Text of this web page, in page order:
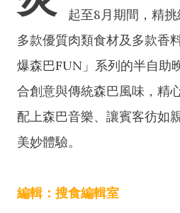
起至8月期間，精
多款優質肉類食材及多款香
爆森巴FUN」系列的半自助
合創意與傳統森巴風味，精
配上森巴音樂、讓賓客彷如
美妙體驗。
編輯：搜食編輯室